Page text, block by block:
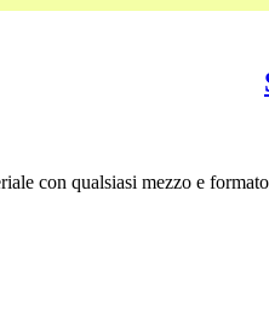
con qualsiasi mezzo e formato